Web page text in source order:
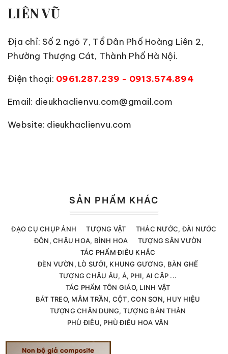
LIÊN VŨ
Địa chỉ: Số 2 ngõ 7, Tổ Dân Phố Hoàng Liên 2,
Phường Thượng Cát, Thành Phố Hà Nội.
Điện thoại: 0961.287.239 - 0913.574.894
Email: dieukhaclienvu.com@gmail.com
Website: dieukhaclienvu.com
SẢN PHẨM KHÁC
ĐẠO CỤ CHỤP ẢNH TƯỢNG VẬT
THÁC NƯỚC, ĐÀI NƯỚC
ĐÔN, CHẬU HOA, BÌNH HOA
TƯỢNG SÂN VƯỜN
TÁC PHẨM ĐIÊU KHẮC
ĐÈN VƯỜN, LÒ SƯỞI, KHUNG GƯƠNG, BÀN GHẾ
TƯỢNG CHÂU ÂU, Á, PHI, AI CẬP ...
TÁC PHẨM TÔN GIÁO, LINH VẬT
BÁT TREO, MÂM TRẦN, CỘT, CON SƠN, HUY HIỆU
TƯỢNG CHÂN DUNG, TƯỢNG BÁN THÂN
PHÙ ĐIÊU, PHÙ ĐIÊU HOA VĂN